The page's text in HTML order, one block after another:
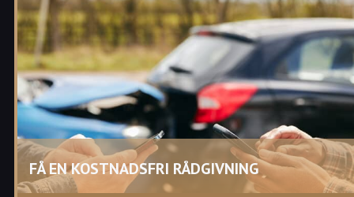
Indraget eller återkallat körkort i Karlstad?
Att ditt körkort återkallas är vad som sker när
Transportstyrelsen tar körkortet och återkallar
körkortstillståndet.
Ett körkort återkallas i regel inte permanent utan det har en
spärrtid som varierar beroende på vad som förorsakat att
körkortet återkallats.
Under spärrtiden kan körkortet givetvis inte användas och/eller
utfärda ett nytt körkort.
Ett körkort återkallas om den som har körkortet:
FÅ EN KOSTNADSFRI RÅDGIVNING